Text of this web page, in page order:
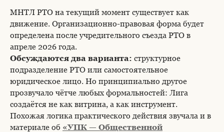
МНТЛ РТО на текущий момент существует как
движение. Организационно-правовая форма будет
определена после учредительного съезда РТО в
апреле 2026 года.
Обсуждаются два варианта: структурное
подразделение РТО или самостоятельное
юридическое лицо. Но принципиально другое
прозвучало чётче любых формальностей: Лига
создаётся не как витрина, а как инструмент.
Похожая логика практического действия звучала и в
материале об «УПК — Общественной